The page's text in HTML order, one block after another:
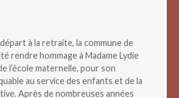
à la retraite, la commune de
rendre hommage à Madame Lydie
l’école maternelle, pour son
au service des enfants et de la
Après de nombreuses années